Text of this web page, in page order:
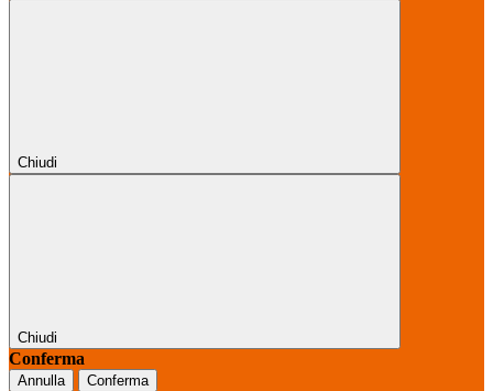
Chiudi
Chiudi
Conferma
Annulla Conferma